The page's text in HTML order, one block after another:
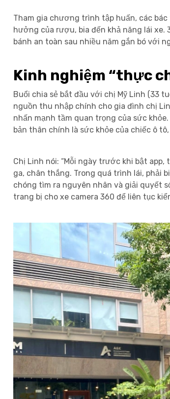
Tham gia chương trình tập huấn, các
hưởng của rượu, bia đến khả năng lái
bánh an toàn sau nhiều năm gắn bó với
Kinh nghiệm “thực
Buổi chia sẻ bắt đầu với chị Mỹ Linh (33
nguồn thu nhập chính cho gia đình chị
nhấn mạnh tầm quan trọng của sức
bản thân chính là sức khỏe của chiếc ô
Chị Linh nói: “Mỗi ngày trước khi bật
ga, chân thắng. Trong quá trình lái, phải
chóng tìm ra nguyên nhân và giải quyết
trang bị cho xe camera 360 để liên tục